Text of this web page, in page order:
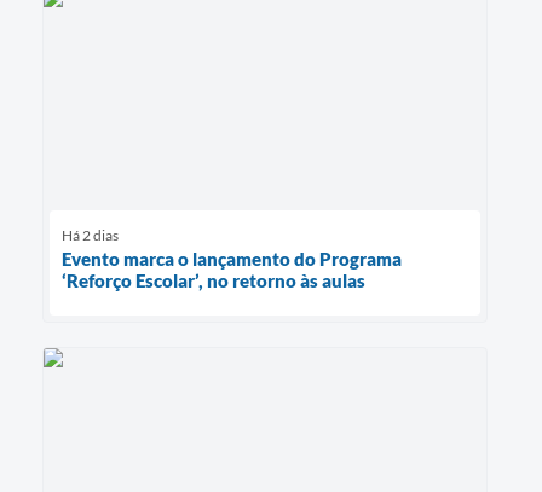
Há 2 dias
Evento marca o lançamento do Programa
‘Reforço Escolar’, no retorno às aulas